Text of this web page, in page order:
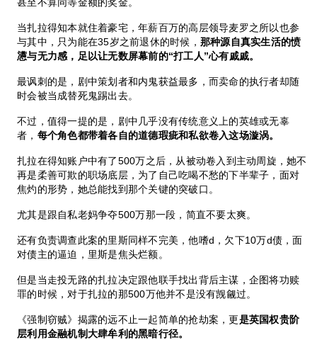
甚至不算同等金额的奖金。
当扎拉得知本就住着豪宅，年薪百万的高层领导麦罗之所以也参
与其中，只为能在35岁之前退休的时候， 那种源自真实生活的愤
懑与无力感，足以让无数屏幕前的“打工人”心有戚戚。
最讽刺的是，剧中策划者和内鬼获益最多，而卖命的执行者却随
时会被当成替死鬼踢出去。
不过，值得一提的是，剧中几乎没有传统意义上的英雄或无辜
者， 每个角色都带着各自的道德瑕疵和私欲卷入这场漩涡。
扎拉在得知账户中有了500万之后，从被动卷入到主动周旋，她不
再是柔善可欺的职场底层，为了自己吃喝不愁的下半辈子，面对
焦灼的形势，她总能找到那个关键的突破口。
尤其是跟自私老妈争夺500万那一段，简直不要太爽。
还有负责调查此案的里斯同样不完美，他嗜d，欠下10万d债，面
对债主的逼迫，里斯是焦头烂额。
但是当走投无路的扎拉决定跟他联手找出背后主谋，企图将功赎
罪的时候，对于扎拉的那500万他并不是没有觊觎过。
《强制窃贼》揭露的远不止一起简单的抢劫案，更是英国权贵阶
层利用金融机制大肆牟利的黑暗行径。